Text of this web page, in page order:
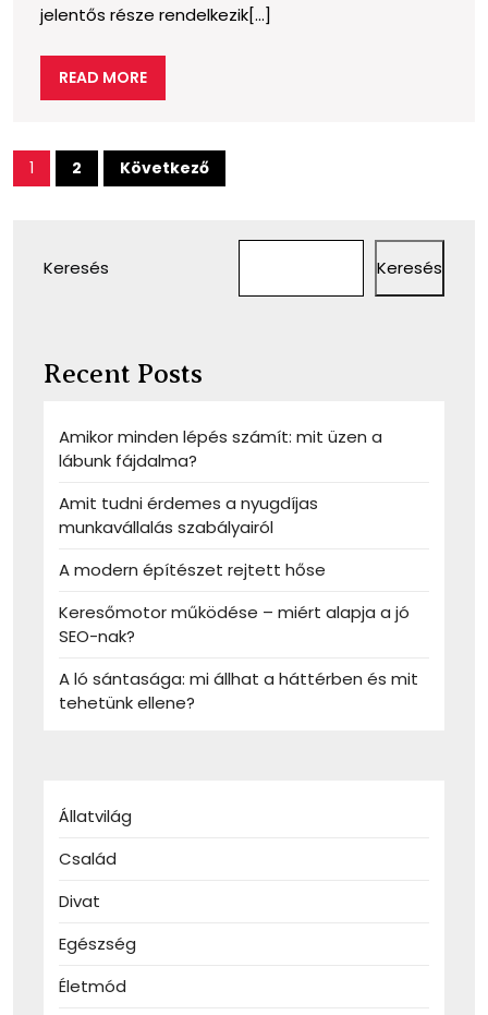
jelentős része rendelkezik[...]
READ MOREREAD
MORE
Bejegyzések
lapozása
1 2 Következő
Keresés Keresés
Recent Posts
Amikor minden lépés számít: mit üzen a
lábunk fájdalma?
Amit tudni érdemes a nyugdíjas
munkavállalás szabályairól
A modern építészet rejtett hőse
Keresőmotor működése – miért alapja a jó
SEO-nak?
A ló sántasága: mi állhat a háttérben és mit
tehetünk ellene?
Állatvilág
Család
Divat
Egészség
Életmód